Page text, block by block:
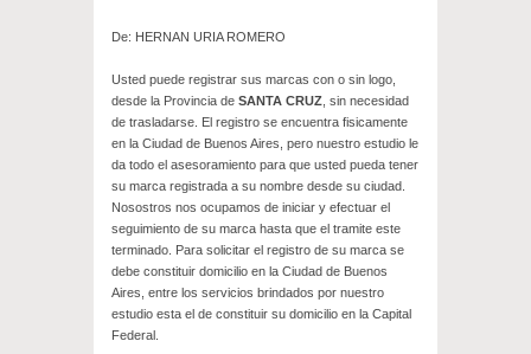
De: HERNAN URIA ROMERO
Usted puede registrar sus marcas con o sin logo,
desde la Provincia de SANTA CRUZ , sin necesidad
de trasladarse. El registro se encuentra fisicamente
en la Ciudad de Buenos Aires, pero nuestro estudio le
da todo el asesoramiento para que usted pueda tener
su marca registrada a su nombre desde su ciudad.
Nosostros nos ocupamos de iniciar y efectuar el
seguimiento de su marca hasta que el tramite este
terminado. Para solicitar el registro de su marca se
debe constituir domicilio en la Ciudad de Buenos
Aires, entre los servicios brindados por nuestro
estudio esta el de constituir su domicilio en la Capital
Federal.